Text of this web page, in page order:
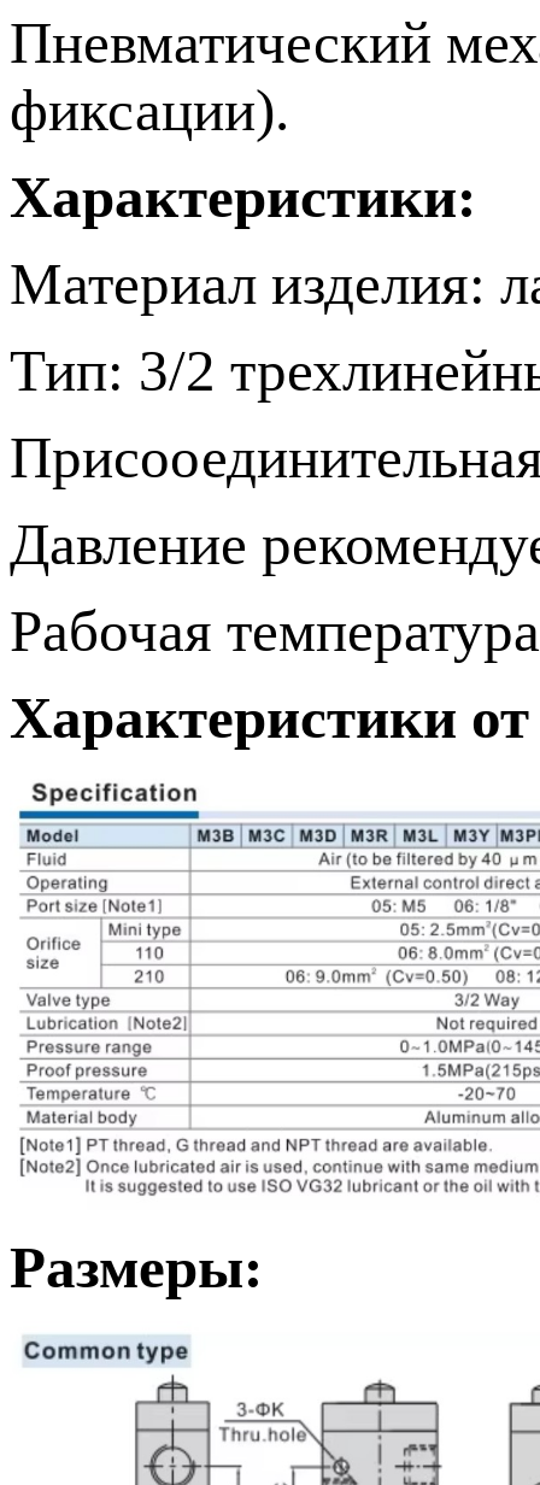
Пневматический
фиксации).
Характеристики:
Материал изделия:
Тип: 3/2
Давление
Рабочая
Характеристики
Размеры: